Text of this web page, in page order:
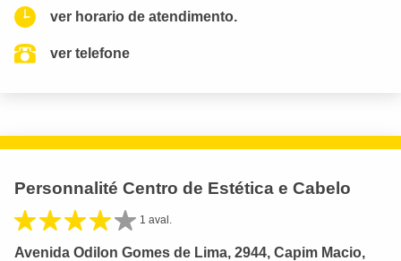
ver horario de atendimento.
ver telefone
Personnalité Centro de Estética e Cabelo
1 aval.
Avenida Odilon Gomes de Lima, 2944, Capim Macio,